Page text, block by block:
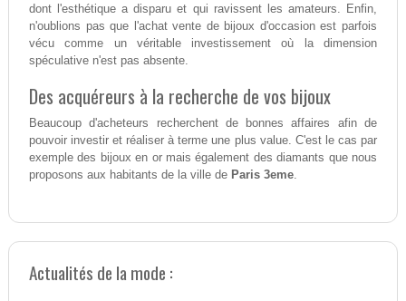
dont l'esthétique a disparu et qui ravissent les amateurs. Enfin,
n'oublions pas que l'achat vente de bijoux d'occasion est parfois
vécu comme un véritable investissement où la dimension
spéculative n'est pas absente.
Des acquéreurs à la recherche de vos bijoux
Beaucoup d'acheteurs recherchent de bonnes affaires afin de
pouvoir investir et réaliser à terme une plus value. C'est le cas par
exemple des bijoux en or mais également des diamants que nous
proposons aux habitants de la ville de Paris 3eme.
Actualités de la mode :